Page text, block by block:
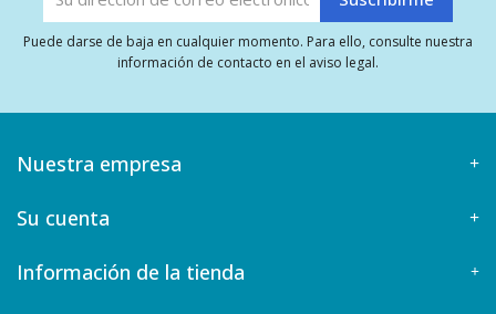
Puede darse de baja en cualquier momento. Para ello, consulte nuestra
información de contacto en el aviso legal.
Nuestra empresa
Su cuenta
Información de la tienda